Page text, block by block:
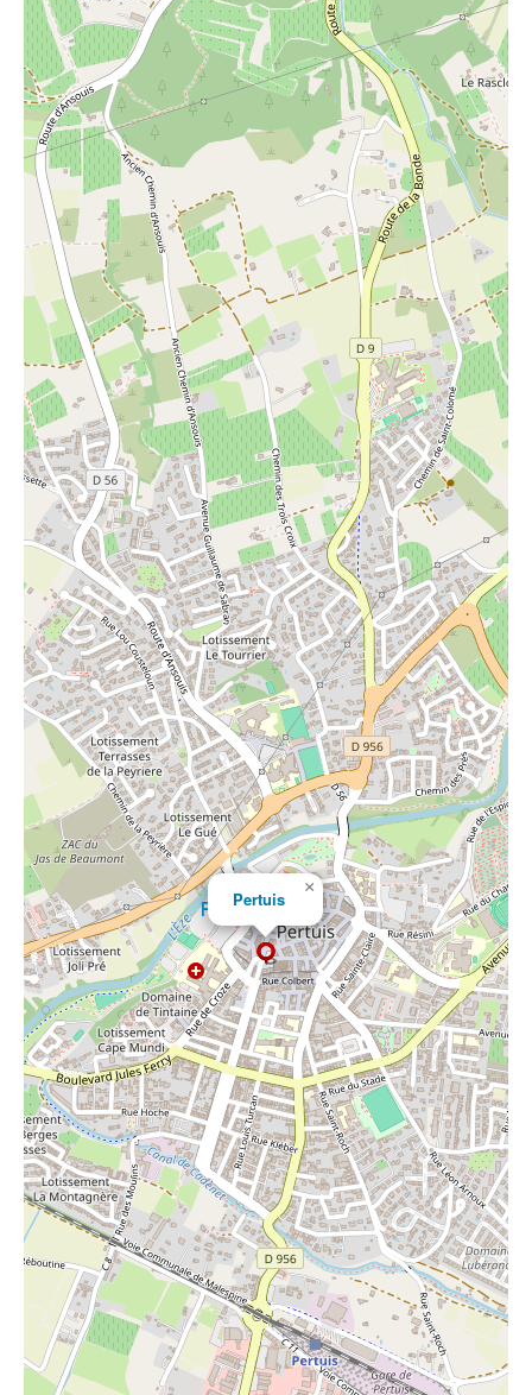
Pertuis
×